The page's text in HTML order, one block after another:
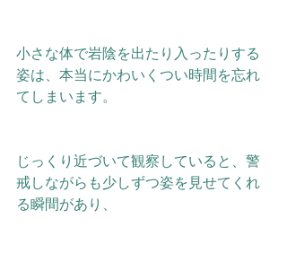
小さな体で岩陰を出たり入ったりする
姿は、本当にかわいくつい時間を忘れ
てしまいます。
じっくり近づいて観察していると、警
戒しながらも少しずつ姿を見せてくれ
る瞬間があり、